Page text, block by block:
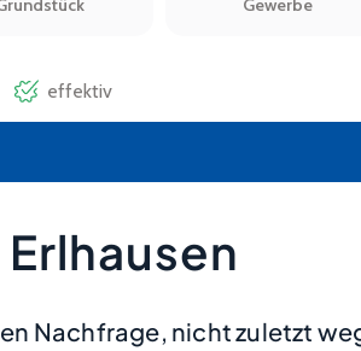
Nachfrage, nicht zuletzt